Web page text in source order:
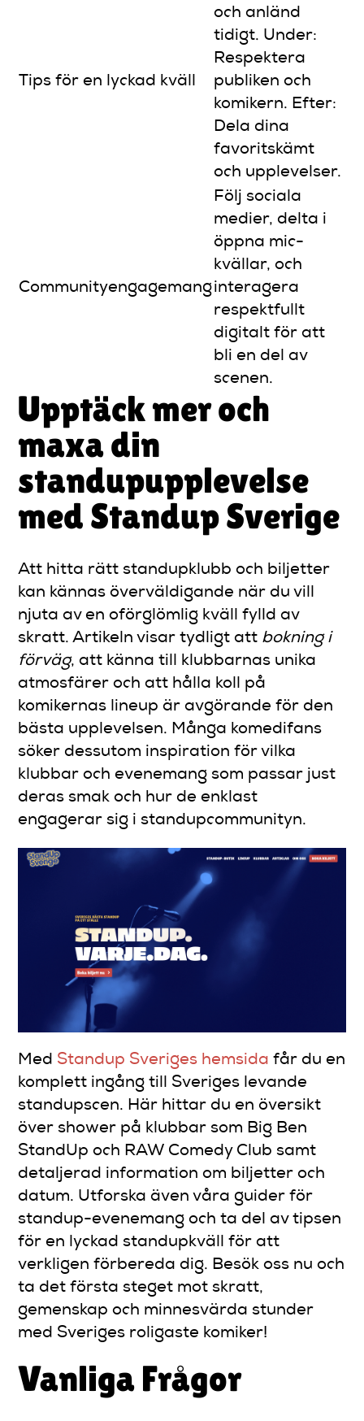
Tips för en lyckad kväll
och anländ
tidigt. Under:
Respektera
publiken och
komikern. Efter:
Dela dina
favoritskämt
och upplevelser.
Communityengagemang
Följ sociala
medier, delta i
öppna mic-
kvällar, och
interagera
respektfullt
digitalt för att
bli en del av
scenen.
Upptäck mer och
maxa din
standupupplevelse
med Standup Sverige
Att hitta rätt standupklubb och biljetter
kan kännas överväldigande när du vill
njuta av en oförglömlig kväll fylld av
skratt. Artikeln visar tydligt att bokning i
förväg, att känna till klubbarnas unika
atmosfärer och att hålla koll på
komikernas lineup är avgörande för den
bästa upplevelsen. Många komedifans
söker dessutom inspiration för vilka
klubbar och evenemang som passar just
deras smak och hur de enklast
engagerar sig i standupcommunityn.
Med Standup Sveriges hemsida får du en
komplett ingång till Sveriges levande
standupscen. Här hittar du en översikt
över shower på klubbar som Big Ben
StandUp och RAW Comedy Club samt
detaljerad information om biljetter och
datum. Utforska även våra guider för
standup-evenemang och ta del av tipsen
för en lyckad standupkväll för att
verkligen förbereda dig. Besök oss nu och
ta det första steget mot skratt,
gemenskap och minnesvärda stunder
med Sveriges roligaste komiker!
Vanliga Frågor